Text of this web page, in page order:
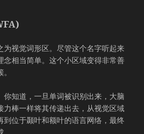
为视觉词形区。尽管这个名字听起来
念相当简单。这个小区域变得非常善
你知道，一旦单词被识别出来，大脑
力棒一样将其传递出去，从视觉区域
到位于颞叶和额叶的语言网络，最终